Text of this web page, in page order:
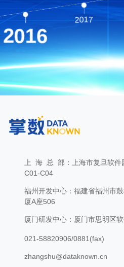
2016
2017
上 海 总 部：上海市复旦软件
C01-C04
福州开发中心：福建省福州市
厦A座506
厦门研发中心：厦门市思明区
021-58820906/0881(fax)
zhangshu@dataknown.cn